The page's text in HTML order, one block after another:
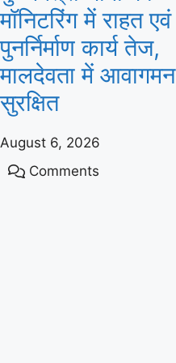
मॉनिटरिंग में राहत एवं
पुनर्निर्माण कार्य तेज,
मालदेवता में आवागमन
सुरक्षित
August 6, 2026
Comments